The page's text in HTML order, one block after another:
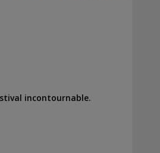
incontournable.